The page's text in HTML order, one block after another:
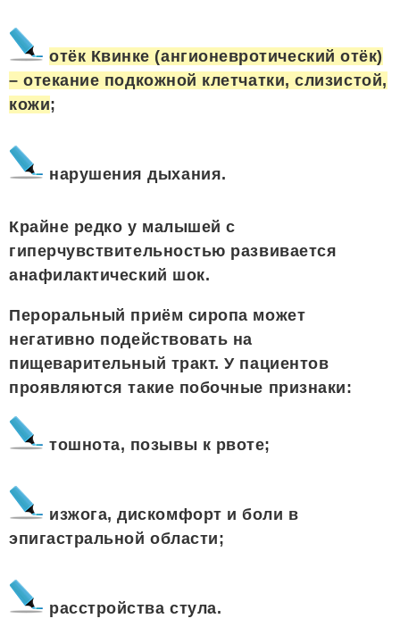
отёк Квинке (ангионевротический отёк)
– отекание подкожной клетчатки, слизистой,
кожи;
нарушения дыхания.
Крайне редко у малышей с
гиперчувствительностью развивается
анафилактический шок.
Пероральный приём сиропа может
негативно подействовать на
пищеварительный тракт. У пациентов
проявляются такие побочные признаки:
тошнота, позывы к рвоте;
изжога, дискомфорт и боли в
эпигастральной области;
расстройства стула.